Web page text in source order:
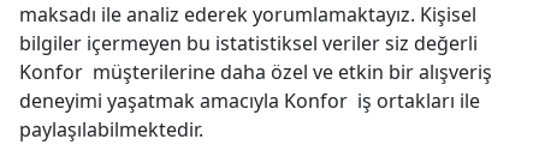
maksadı ile analiz ederek yorumlamaktayız. Kişisel
bilgiler içermeyen bu istatistiksel veriler siz değerli
Konfor müşterilerine daha özel ve etkin bir alışveriş
deneyimi yaşatmak amacıyla Konfor iş ortakları ile
paylaşılabilmektedir.